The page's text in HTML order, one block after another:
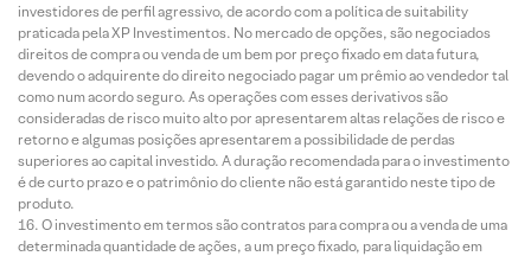
investidores de perfil agressivo, de acordo com a política de suitability
praticada pela XP Investimentos. No mercado de opções, são negociados
direitos de compra ou venda de um bem por preço fixado em data futura,
devendo o adquirente do direito negociado pagar um prêmio ao vendedor tal
como num acordo seguro. As operações com esses derivativos são
consideradas de risco muito alto por apresentarem altas relações de risco e
retorno e algumas posições apresentarem a possibilidade de perdas
superiores ao capital investido. A duração recomendada para o investimento
é de curto prazo e o patrimônio do cliente não está garantido neste tipo de
produto.
O investimento em termos são contratos para compra ou a venda de uma
determinada quantidade de ações, a um preço fixado, para liquidação em